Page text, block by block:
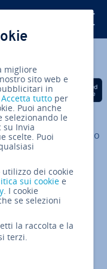
via Facebook
via Twitter
Condividi via
le misure nel corso
è, da un lato,
in ac­qui­ren­ti e di
e, dal­l'al­tro, di
migliore
sito web e
in
Accetta tutto per
Puoi anche
selezionando le
su Invia
scelte. Puoi
dei cookie
sui cookie e
. I cookie
se selezioni
la raccolta e la
terzi.